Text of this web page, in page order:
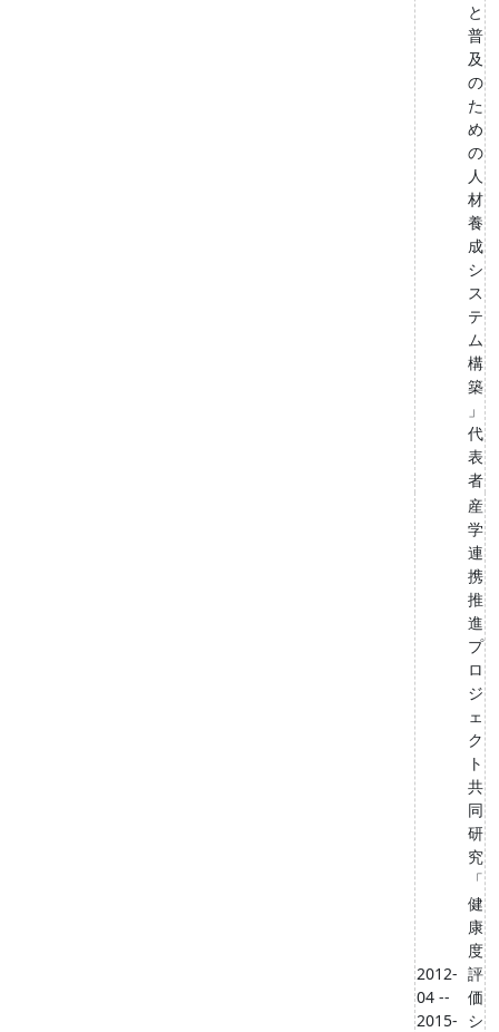
と
普
及
の
た
め
の
人
材
養
成
シ
ス
テ
ム
構
築
」
代
表
者
2012-
04 --
2015-
産
学
連
携
推
進
プ
ロ
ジ
ェ
ク
ト
共
同
研
究
「
健
康
度
評
価
シ